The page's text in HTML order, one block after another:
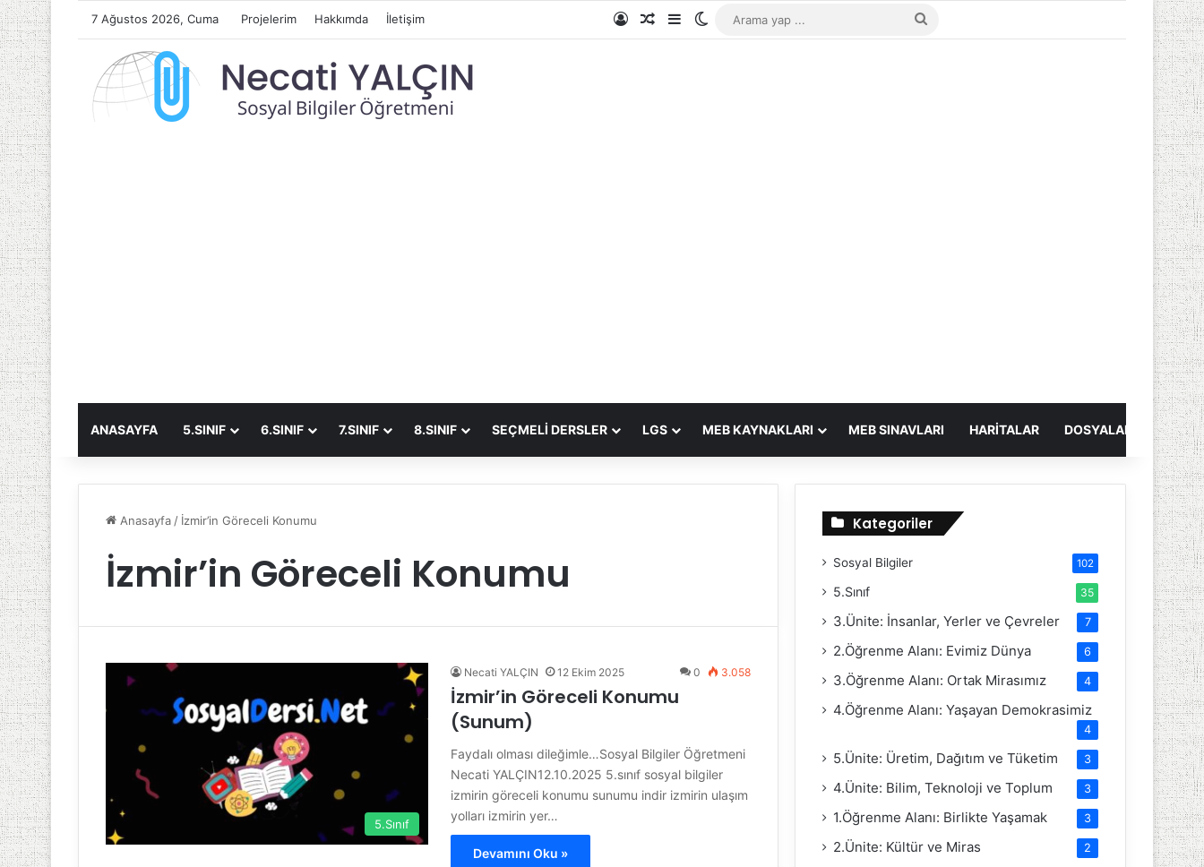
7 Ağustos 2026, Cuma Projelerim Hakkımda İletişim Giriş YapRastgele Makale
Kenar Bölmesi
Dış görünümü değiştir
ANASAYFA 5.SINIF 6.SINIF 7.SINIF 8.SINIF SEÇMELI DERSLER LGS MEB KAYNAKLARI MEB SINAVLARI HARITALAR DOSYALAR
Anasayfa / İzmir’in Göreceli Konumu
İzmir’in Göreceli Konumu
5.Sınıf
Necati YALÇIN 12 Ekim 2025 0 3.058
İzmir’in Göreceli Konumu
(Sunum)
Faydalı olması dileğimle…Sosyal Bilgiler Öğretmeni
Necati YALÇIN12.10.2025 5.sınıf sosyal bilgiler
izmirin göreceli konumu sunumu indir izmirin ulaşım
yolları izmirin yer…
Devamını Oku »
Kategoriler
Sosyal Bilgiler 102
5.Sınıf 35
3.Ünite: İnsanlar, Yerler ve Çevreler 7
2.Öğrenme Alanı: Evimiz Dünya 6
3.Öğrenme Alanı: Ortak Mirasımız 4
4.Öğrenme Alanı: Yaşayan Demokrasimiz
4
5.Ünite: Üretim, Dağıtım ve Tüketim 3
4.Ünite: Bilim, Teknoloji ve Toplum 3
1.Öğrenme Alanı: Birlikte Yaşamak 3
2.Ünite: Kültür ve Miras 2